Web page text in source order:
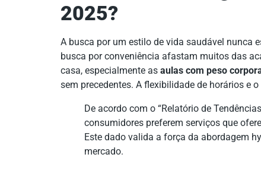
2025?
A busca por um estilo de vida saudável nunca
busca por conveniência afastam muitos das
casa, especialmente as aulas com peso
sem precedentes. A flexibilidade de horários e
De acordo com o “Relatório de
consumidores preferem serviços que
Este dado valida a força da abordagem
mercado.